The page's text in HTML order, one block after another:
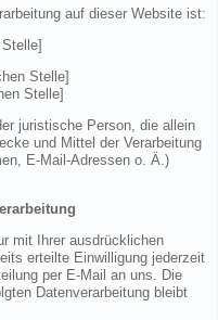
auf dieser Website ist:
Stelle]
Stelle]
juristische Person, die allein
und Mittel der Verarbeitung
E-Mail-Adressen o. Ä.)
mit Ihrer ausdrücklichen
erteilte Einwilligung jederzeit
per E-Mail an uns. Die
Datenverarbeitung bleibt